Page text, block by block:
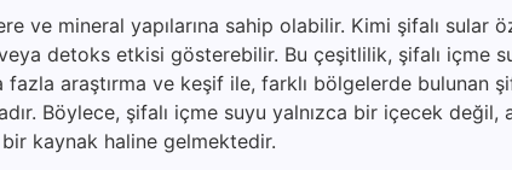
ve mineral yapılarına sahip olabilir. Kimi şifalı sular
detoks etkisi gösterebilir. Bu çeşitlilik, şifalı içme
araştırma ve keşif ile, farklı bölgelerde bulunan
Böylece, şifalı içme suyu yalnızca bir içecek değil,
kaynak haline gelmektedir.